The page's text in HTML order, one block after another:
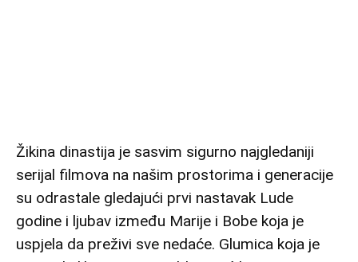
Žikina dinastija je sasvim sigurno najgledaniji
serijal filmova na našim prostorima i generacije
su odrastale gledajući prvi nastavak Lude
godine i ljubav između Marije i Bobe koja je
uspjela da preživi sve nedaće. Glumica koja je